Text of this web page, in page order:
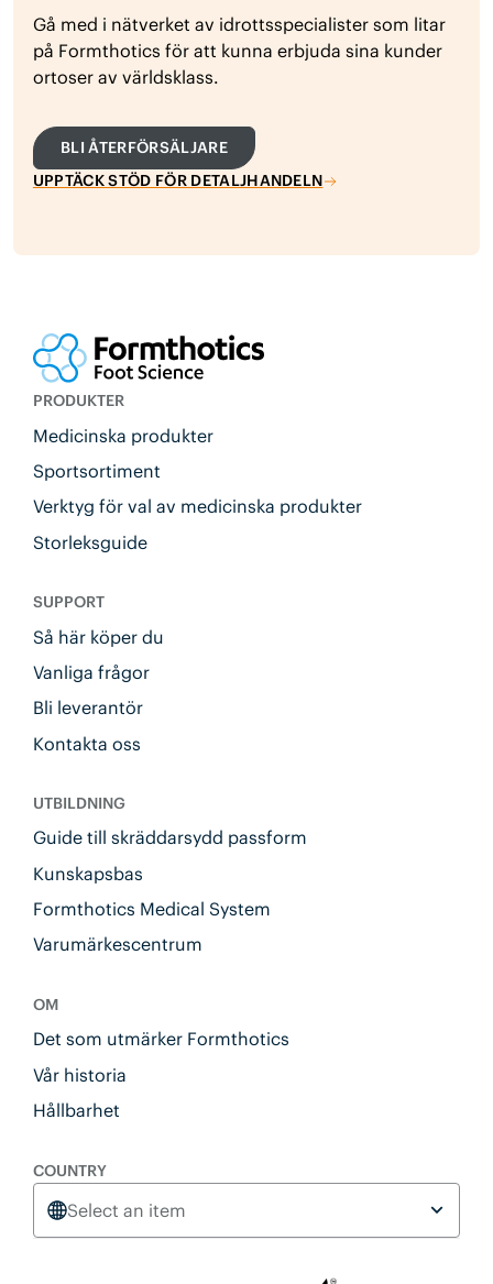
Gå med i nätverket av idrottsspecialister som litar
på Formthotics för att kunna erbjuda sina kunder
ortoser av världsklass.
BLI ÅTERFÖRSÄLJARE
UPPTÄCK STÖD FÖR DETALJHANDELN
PRODUKTER
Medicinska produkter
Sportsortiment
Verktyg för val av medicinska produkter
Storleksguide
SUPPORT
Så här köper du
Vanliga frågor
Bli leverantör
Kontakta oss
UTBILDNING
Guide till skräddarsydd passform
Kunskapsbas
Formthotics Medical System
Varumärkescentrum
OM
Det som utmärker Formthotics
Vår historia
Hållbarhet
COUNTRY
Select an item